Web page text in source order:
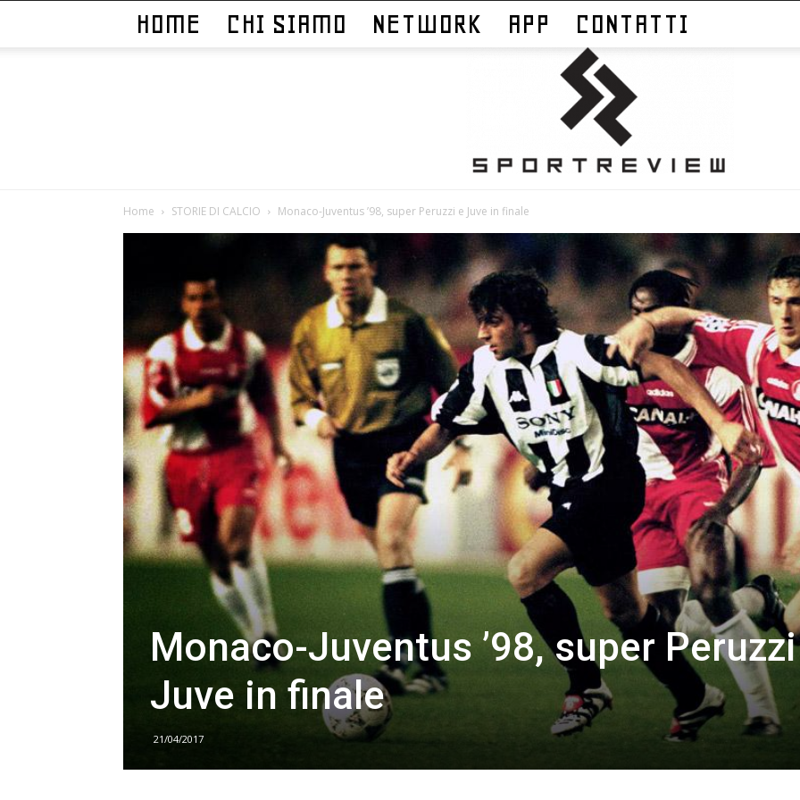
HOME CHI SIAMO NETWORK APP CONTATTI
Sportreview
Home STORIE DI CALCIO Monaco-Juventus ’98, super Peruzzi e Juve in finale
Monaco-Juventus ’98, super
Juve in finale
21/04/2017